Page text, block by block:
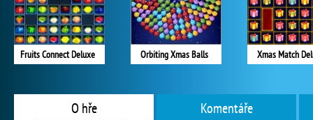
Fruits Connect Deluxe Orbiting Xmas Balls Xmas Match
O hře Komentáře